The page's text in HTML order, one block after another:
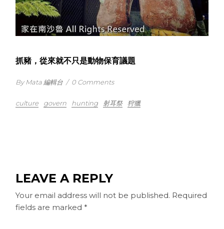
抓豬，從來就不只是動物保育議題
By Mata 編輯台 / 0 Comments
culture govern hunting 射耳祭 狩獵
LEAVE A REPLY
Your email address will not be published. Required
fields are marked *